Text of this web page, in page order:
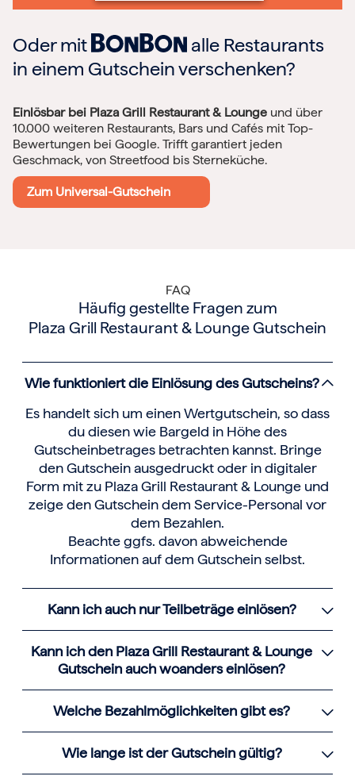
Oder mit
alle Restaurants
in einem Gutschein verschenken?
Einlösbar bei Plaza Grill Restaurant & Lounge und über
10.000 weiteren Restaurants, Bars und Cafés mit Top-
Bewertungen bei Google. Trifft garantiert jeden
Geschmack, von Streetfood bis Sterneküche.
Zum Universal-Gutschein
FAQ
Häufig gestellte Fragen zum
Plaza Grill Restaurant & Lounge Gutschein
Wie funktioniert die Einlösung des Gutscheins?
Es handelt sich um einen Wertgutschein, so dass
du diesen wie Bargeld in Höhe des
Gutscheinbetrages betrachten kannst. Bringe
den Gutschein ausgedruckt oder in digitaler
Form mit zu Plaza Grill Restaurant & Lounge und
zeige den Gutschein dem Service-Personal vor
dem Bezahlen.
Beachte ggfs. davon abweichende
Informationen auf dem Gutschein selbst.
Kann ich auch nur Teilbeträge einlösen?
Kann ich den Plaza Grill Restaurant & Lounge
Gutschein auch woanders einlösen?
Welche Bezahlmöglichkeiten gibt es?
Wie lange ist der Gutschein gültig?